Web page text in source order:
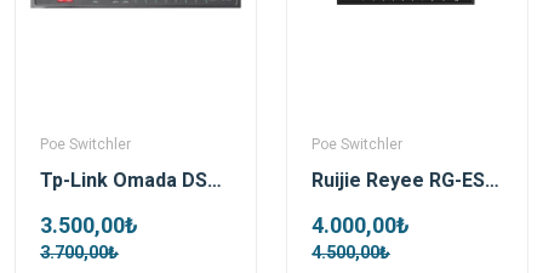
Poe Switchler
Tp-Link Omada DS110GMP 10 Port 1xSFP 123W Gigabit Yönetilemez Poe Switch
3.500,00₺
3.700,00₺
Poe Switchler
Ruijie Reyee RG-ES110GS-P-L 10 Port 1xSfp 1xRj45 Uplink Yönetilemez Gigabit PoE Switch
4.000,00₺
4.500,00₺